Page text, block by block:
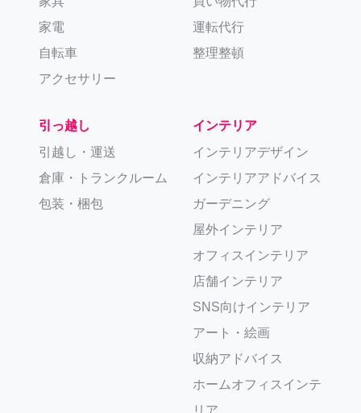
家電
自転車
アクセサリー
運転代行
整理整頓
引っ越し
引越し・運送
倉庫・トランクルーム
包装・梱包
インテリア
インテリアデザイン
インテリアアドバイス
ガーデニング
屋外インテリア
オフィスインテリア
店舗インテリア
SNS向けインテリア
アート・絵画
収納アドバイス
ホームオフィスインテ